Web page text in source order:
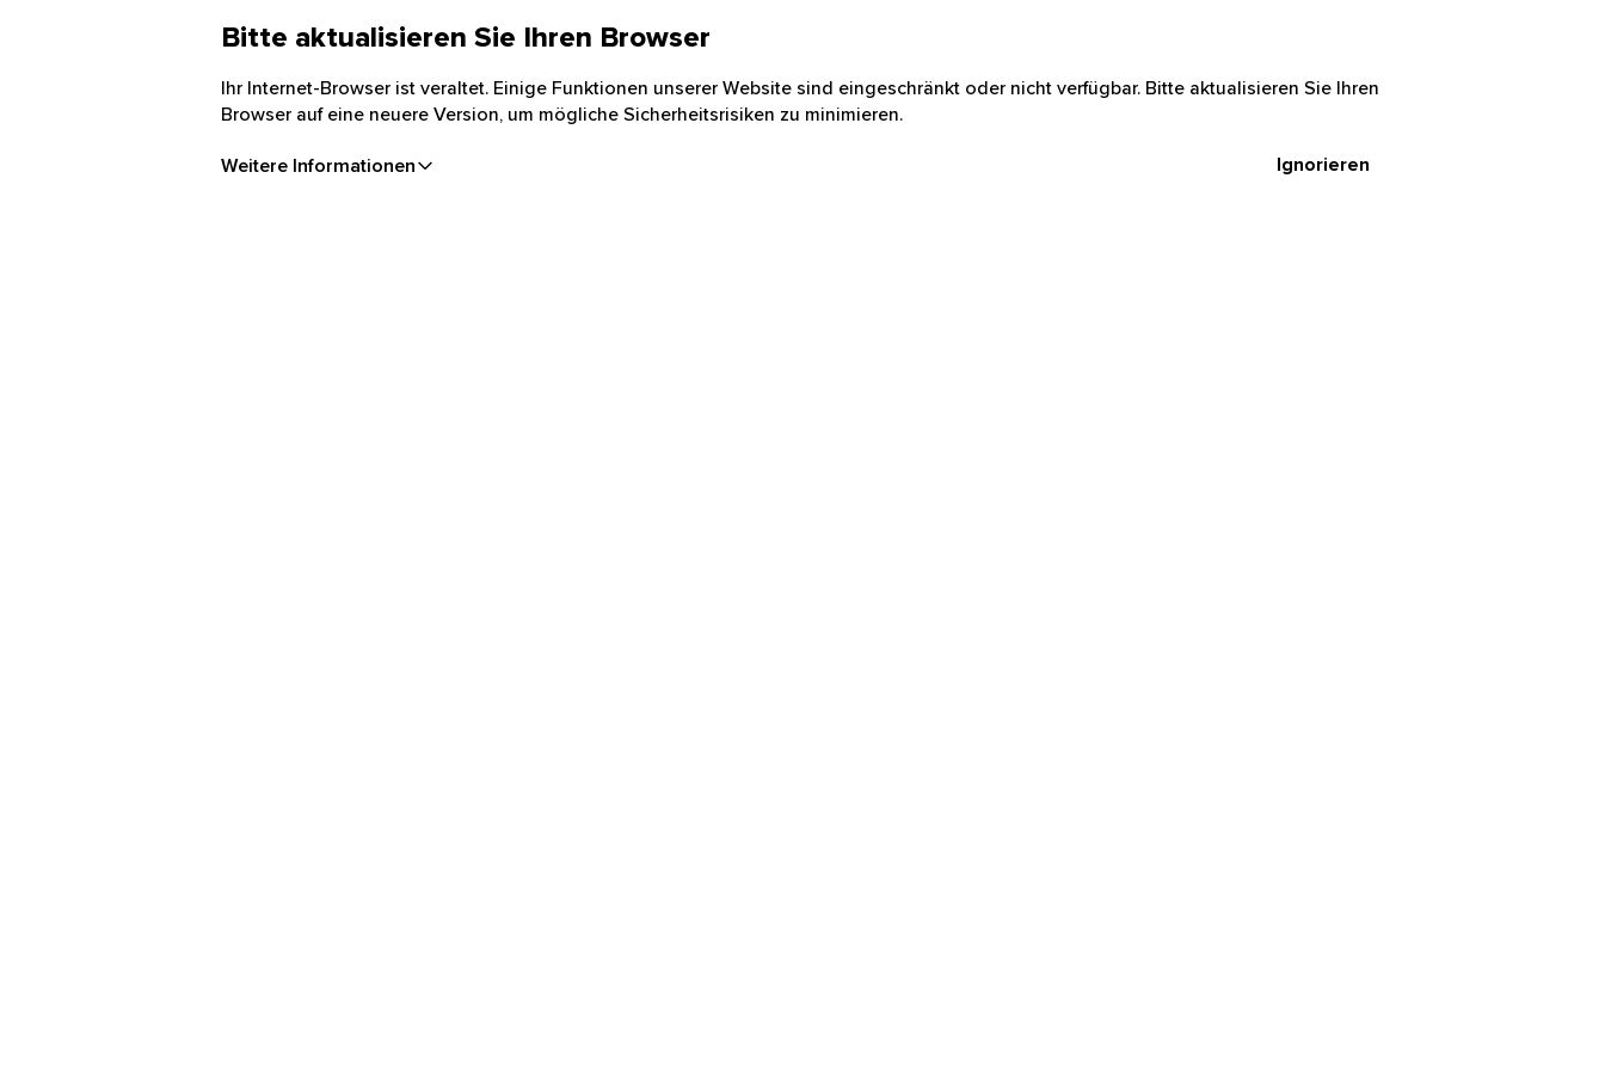
Bitte aktualisieren Sie Ihren Browser
Ihr Internet-Browser ist veraltet. Einige Funktionen unserer Website sind eingeschränkt oder nicht verfügbar. Bitte aktualisieren Sie Ihren
Browser auf eine neuere Version, um mögliche Sicherheitsrisiken zu minimieren.
Weitere Informationen Ignorieren